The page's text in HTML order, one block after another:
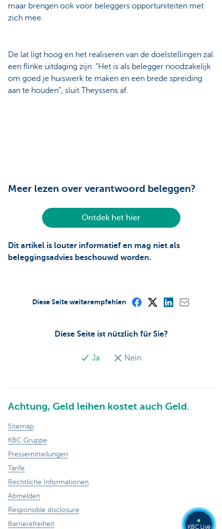
maar brengen ook voor beleggers opportuniteiten met
zich mee.
De lat ligt hoog en het realiseren van de doelstellingen zal
een flinke uitdaging zijn. “Het is als belegger noodzakelijk
om goed je huiswerk te maken en een brede spreiding
aan te houden”, sluit Theyssens af.
Meer lezen over verantwoord beleggen?
Ontdek het hier
Dit artikel is louter informatief en mag niet als
beleggingsadvies beschouwd worden.
Diese Seite ist nützlich für Sie?
Ja Nein
Diese Seite weiterempfehlen
Achtung, Geld leihen kostet auch Geld.
Sitemap
KBC Gruppe
Pressemitteilungen
Tarife
Rechtliche Informationen
Abmelden
Responsible disclosure
Barrierefreiheit
KBC Live